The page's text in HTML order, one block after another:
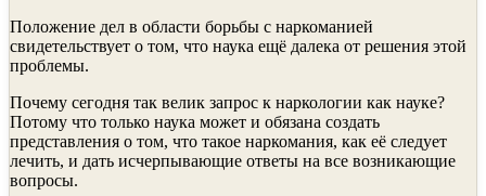
Положение дел в области борьбы с наркоманией
свидетельствует о том, что наука ещё далека от решения этой
проблемы.
Почему сегодня так велик запрос к наркологии как науке?
Потому что только наука может и обязана создать
представления о том, что такое наркомания, как её следует
лечить, и дать исчерпывающие ответы на все возникающие
вопросы.